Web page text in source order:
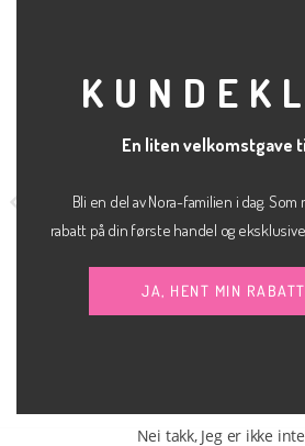
En liten velkomstgave
Bli en del av Nora-familien i dag. Som
rabatt på din første handel og
JA, HENT MIN
Nei takk, Jeg er ikke